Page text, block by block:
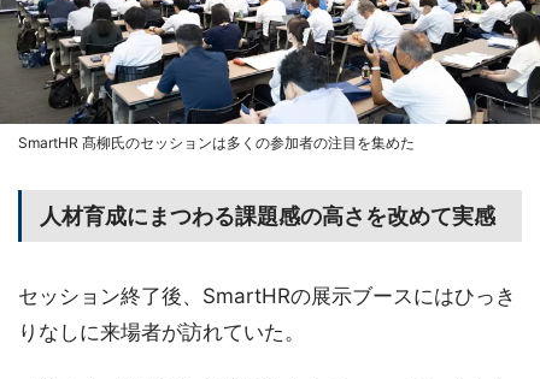
SmartHR 髙柳氏のセッションは多くの参加者の注目を集めた
人材育成にまつわる課題感の高さを改めて実感
セッション終了後、SmartHRの展示ブースにはひっき
りなしに来場者が訪れていた。